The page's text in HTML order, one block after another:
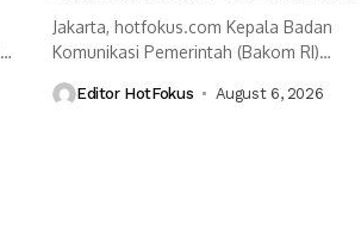
Jakarta, hotfokus.com Kepala Badan
Komunikasi Pemerintah (Bakom RI)
sejumlah...
Editor HotFokus August 6, 2026